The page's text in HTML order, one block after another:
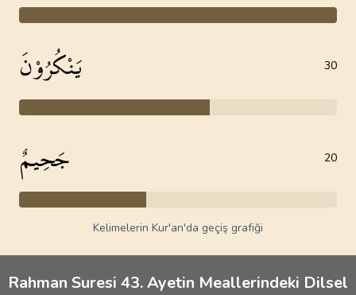
يَنْكُرُوْنَ 30
جَحِيمٌ 20
Kelimelerin Kur'an'da geçiş grafiği
Rahman Suresi 43. Ayetin Meallerindeki Dilsel